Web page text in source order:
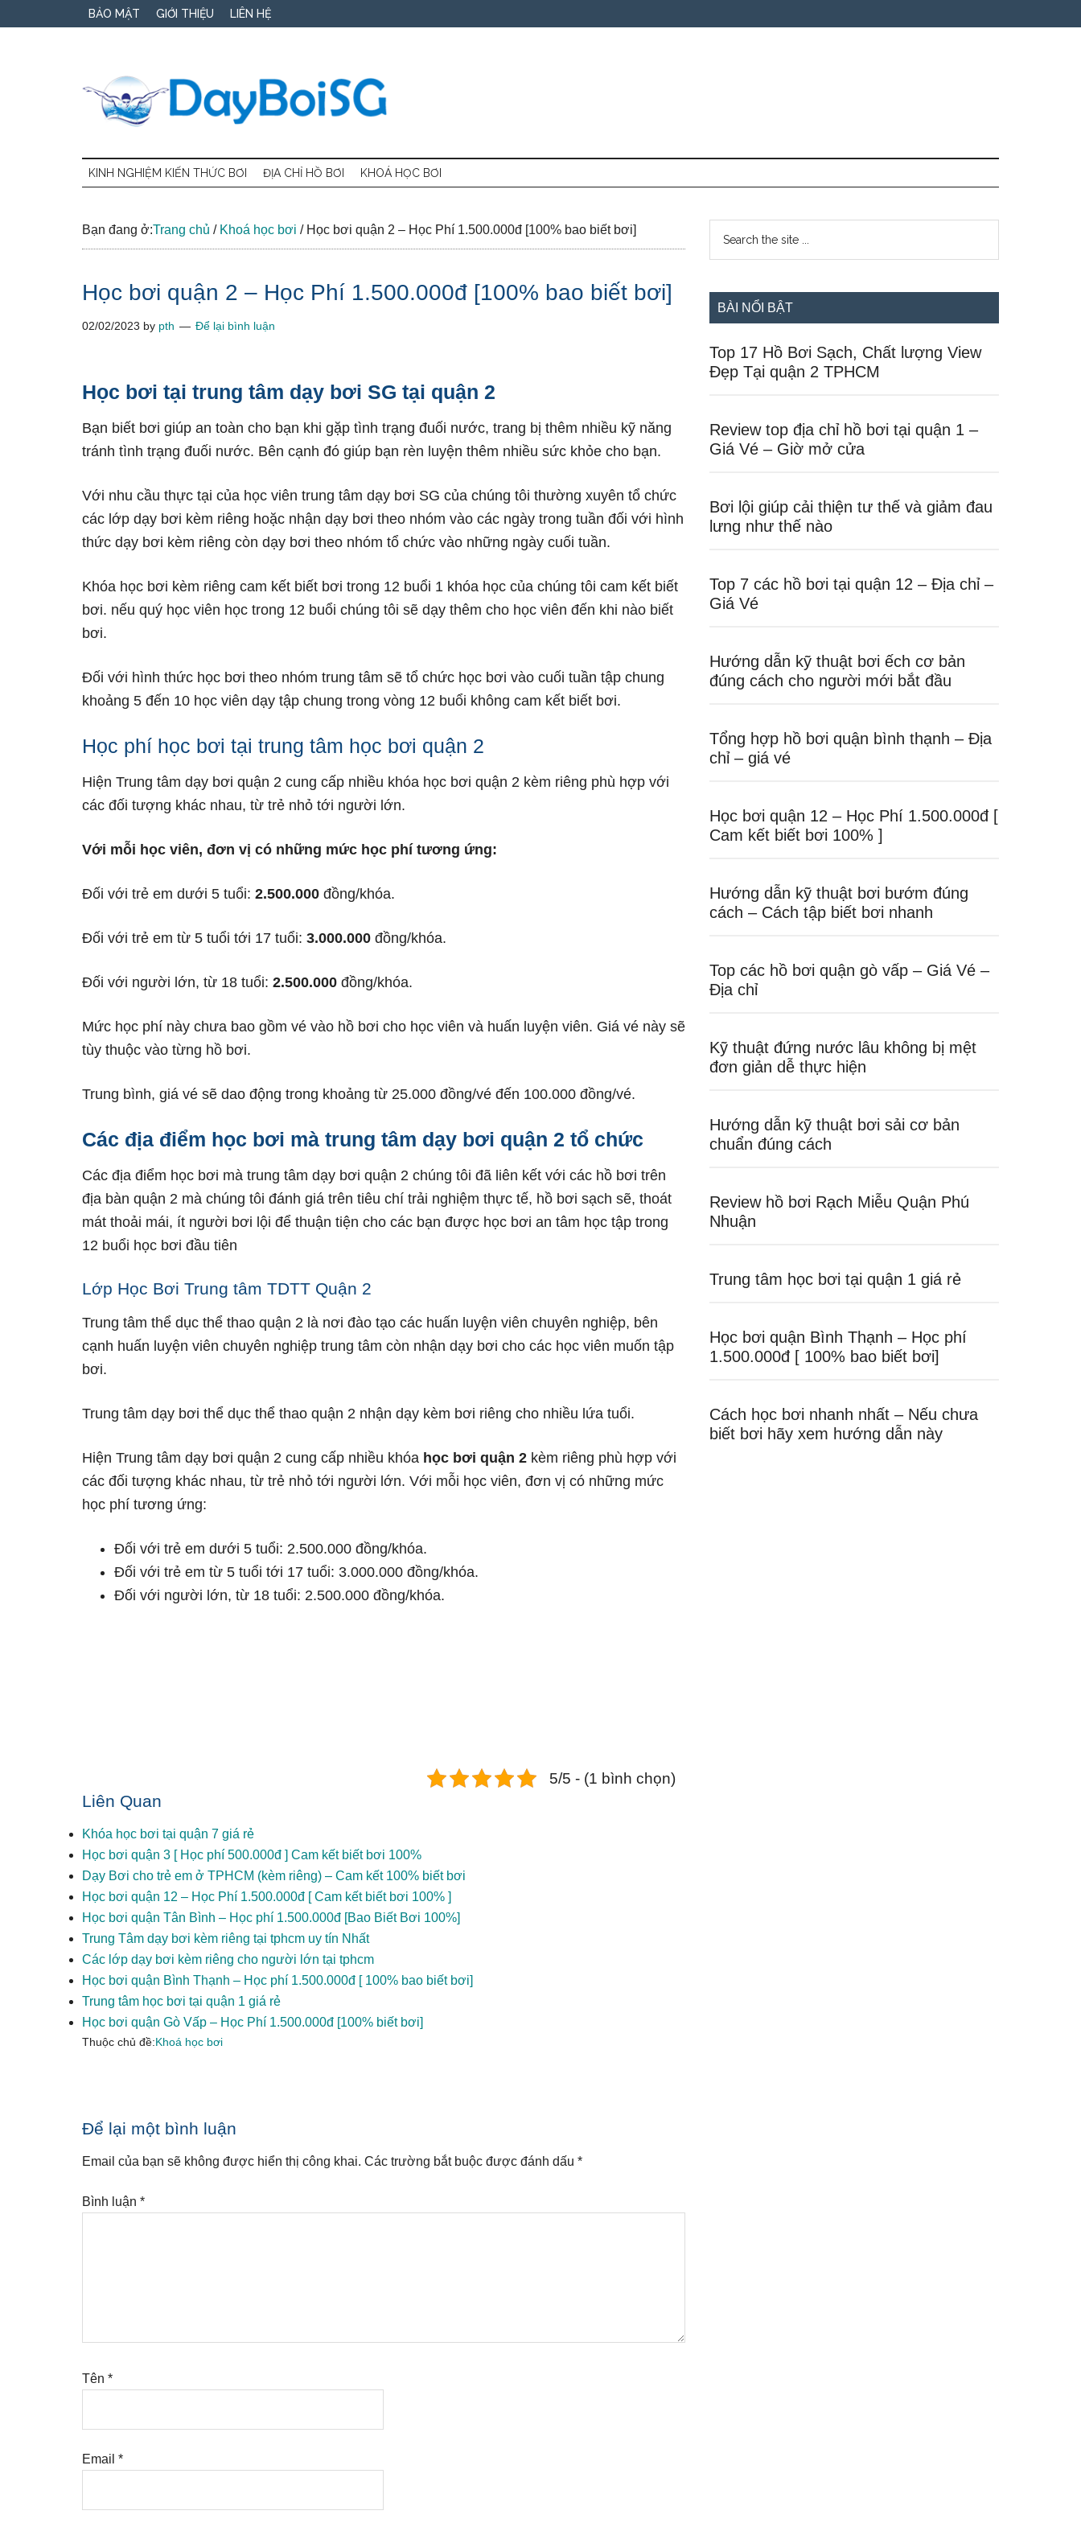
to
to
qua
BẢO MẬT GIỚI THIỆU LIÊN HỆ
Dạy
bơi
SG
dạy
bơi
trẻ
và
lớn
KINH NGHIỆM KIẾN THỨC BƠI ĐỊA CHỈ HỒ BƠI KHOÁ HỌC BƠI
Bạn đang ở:Trang chủ / Khoá học bơi /Học bơi quận 2 – Học Phí 1.500.000đ [100% bao biết bơi]
Học bơi quận 2 – Học Phí 1.500.000đ [100% bao biết bơi]
02/02/2023 by pth Để lại bình luận
Học bơi tại trung tâm dạy bơi SG tại quận 2
Bạn biết bơi giúp an toàn cho bạn khi gặp tình trạng đuối nước, trang bị thêm nhiều kỹ năng
tránh tình trạng đuối nước. Bên cạnh đó giúp bạn rèn luyện thêm nhiều sức khỏe cho bạn.
Với nhu cầu thực tại của học viên trung tâm dạy bơi SG của chúng tôi thường xuyên tổ chức
các lớp dạy bơi kèm riêng hoặc nhận dạy bơi theo nhóm vào các ngày trong tuần đối với hình
thức dạy bơi kèm riêng còn dạy bơi theo nhóm tổ chức vào những ngày cuối tuần.
Khóa học bơi kèm riêng cam kết biết bơi trong 12 buổi 1 khóa học của chúng tôi cam kết biết
bơi. nếu quý học viên học trong 12 buổi chúng tôi sẽ dạy thêm cho học viên đến khi nào biết
bơi.
Đối với hình thức học bơi theo nhóm trung tâm sẽ tổ chức học bơi vào cuối tuần tập chung
khoảng 5 đến 10 học viên dạy tập chung trong vòng 12 buổi không cam kết biết bơi.
Học phí học bơi tại trung tâm học bơi quận 2
Hiện Trung tâm dạy bơi quận 2 cung cấp nhiều khóa học bơi quận 2 kèm riêng phù hợp với
các đối tượng khác nhau, từ trẻ nhỏ tới người lớn.
Với mỗi học viên, đơn vị có những mức học phí tương ứng:
Đối với trẻ em dưới 5 tuổi: 2.500.000 đồng/khóa.
Đối với trẻ em từ 5 tuổi tới 17 tuổi: 3.000.000 đồng/khóa.
Đối với người lớn, từ 18 tuổi: 2.500.000 đồng/khóa.
Mức học phí này chưa bao gồm vé vào hồ bơi cho học viên và huấn luyện viên. Giá vé này sẽ
tùy thuộc vào từng hồ bơi.
Trung bình, giá vé sẽ dao động trong khoảng từ 25.000 đồng/vé đến 100.000 đồng/vé.
Các địa điểm học bơi mà trung tâm dạy bơi quận 2 tổ chức
Các địa điểm học bơi mà trung tâm dạy bơi quận 2 chúng tôi đã liên kết với các hồ bơi trên
địa bàn quận 2 mà chúng tôi đánh giá trên tiêu chí trải nghiệm thực tế, hồ bơi sạch sẽ, thoát
mát thoải mái, ít người bơi lội để thuận tiện cho các bạn được học bơi an tâm học tập trong
12 buổi học bơi đầu tiên
Lớp Học Bơi Trung tâm TDTT Quận 2
Trung tâm thể dục thể thao quận 2 là nơi đào tạo các huấn luyện viên chuyên nghiệp, bên
cạnh huấn luyện viên chuyên nghiệp trung tâm còn nhận dạy bơi cho các học viên muốn tập
bơi.
Trung tâm dạy bơi thể dục thể thao quận 2 nhận dạy kèm bơi riêng cho nhiều lứa tuổi.
Hiện Trung tâm dạy bơi quận 2 cung cấp nhiều khóa học bơi quận 2 kèm riêng phù hợp với
các đối tượng khác nhau, từ trẻ nhỏ tới người lớn. Với mỗi học viên, đơn vị có những mức
học phí tương ứng:
Đối với trẻ em dưới 5 tuổi: 2.500.000 đồng/khóa.
Đối với trẻ em từ 5 tuổi tới 17 tuổi: 3.000.000 đồng/khóa.
Đối với người lớn, từ 18 tuổi: 2.500.000 đồng/khóa.
5/5 - (1 bình chọn)
Liên Quan
Khóa học bơi tại quận 7 giá rẻ
Học bơi quận 3 [ Học phí 500.000đ ] Cam kết biết bơi 100%
Dạy Bơi cho trẻ em ở TPHCM (kèm riêng) – Cam kết 100% biết bơi
Học bơi quận 12 – Học Phí 1.500.000đ [ Cam kết biết bơi 100% ]
Học bơi quận Tân Bình – Học phí 1.500.000đ [Bao Biết Bơi 100%]
Trung Tâm dạy bơi kèm riêng tại tphcm uy tín Nhất
Các lớp dạy bơi kèm riêng cho người lớn tại tphcm
Học bơi quận Bình Thạnh – Học phí 1.500.000đ [ 100% bao biết bơi]
Trung tâm học bơi tại quận 1 giá rẻ
Học bơi quận Gò Vấp – Học Phí 1.500.000đ [100% biết bơi]
Thuộc chủ đề:Khoá học bơi
Reader
Interactions
Để lại một bình luận
Email của bạn sẽ không được hiển thị công khai. Các trường bắt buộc được đánh dấu *
Bình luận *
Tên *
Email *
Sidebar
chính
...
BÀI NỔI BẬT
Top 17 Hồ Bơi Sạch, Chất lượng View
Đẹp Tại quận 2 TPHCM
Review top địa chỉ hồ bơi tại quận 1 –
Giá Vé – Giờ mở cửa
Bơi lội giúp cải thiện tư thế và giảm đau
lưng như thế nào
Top 7 các hồ bơi tại quận 12 – Địa chỉ –
Giá Vé
Hướng dẫn kỹ thuật bơi ếch cơ bản
đúng cách cho người mới bắt đầu
Tổng hợp hồ bơi quận bình thạnh – Địa
chỉ – giá vé
Học bơi quận 12 – Học Phí 1.500.000đ [
Cam kết biết bơi 100% ]
Hướng dẫn kỹ thuật bơi bướm đúng
cách – Cách tập biết bơi nhanh
Top các hồ bơi quận gò vấp – Giá Vé –
Địa chỉ
Kỹ thuật đứng nước lâu không bị mệt
đơn giản dễ thực hiện
Hướng dẫn kỹ thuật bơi sải cơ bản
chuẩn đúng cách
Review hồ bơi Rạch Miễu Quận Phú
Nhuận
Trung tâm học bơi tại quận 1 giá rẻ
Học bơi quận Bình Thạnh – Học phí
1.500.000đ [ 100% bao biết bơi]
Cách học bơi nhanh nhất – Nếu chưa
biết bơi hãy xem hướng dẫn này